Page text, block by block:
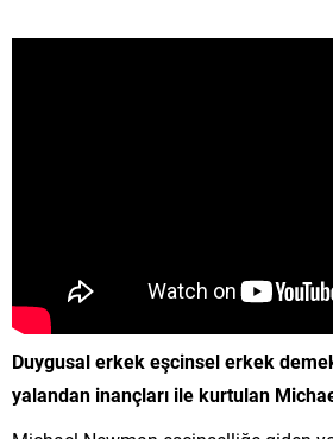
Duygusal erkek eşcinsel erkek
yalandan inançları ile kurtulan